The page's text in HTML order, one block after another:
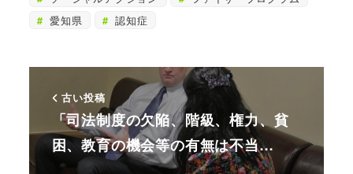
愛知県
認知症
古い投稿
「司法制度の欠陥、階級、権力、貧
困、教育の機会等の有無は不当…